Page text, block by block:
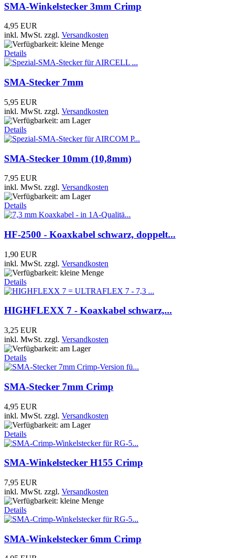
SMA-Winkelstecker 3mm Crimp
4,95 EUR
inkl. MwSt. zzgl. Versandkosten
Details
SMA-Stecker 7mm
5,95 EUR
inkl. MwSt. zzgl. Versandkosten
Details
SMA-Stecker 10mm (10,8mm)
7,95 EUR
inkl. MwSt. zzgl. Versandkosten
Details
HF-2500 - Koaxkabel schwarz, doppelt...
1,90 EUR
inkl. MwSt. zzgl. Versandkosten
Details
HIGHFLEXX 7 - Koaxkabel schwarz,...
3,25 EUR
inkl. MwSt. zzgl. Versandkosten
Details
SMA-Stecker 7mm Crimp
4,95 EUR
inkl. MwSt. zzgl. Versandkosten
Details
SMA-Winkelstecker H155 Crimp
7,95 EUR
inkl. MwSt. zzgl. Versandkosten
Details
SMA-Winkelstecker 6mm Crimp